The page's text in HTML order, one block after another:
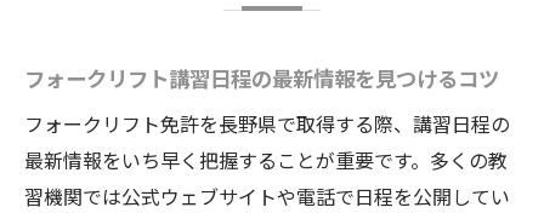
フォークリフト講習日程の最新情報を見つけるコツ
フォークリフト免許を長野県で取得する際、講習日程の
最新情報をいち早く把握することが重要です。多くの教
習機関では公式ウェブサイトや電話で日程を公開してい